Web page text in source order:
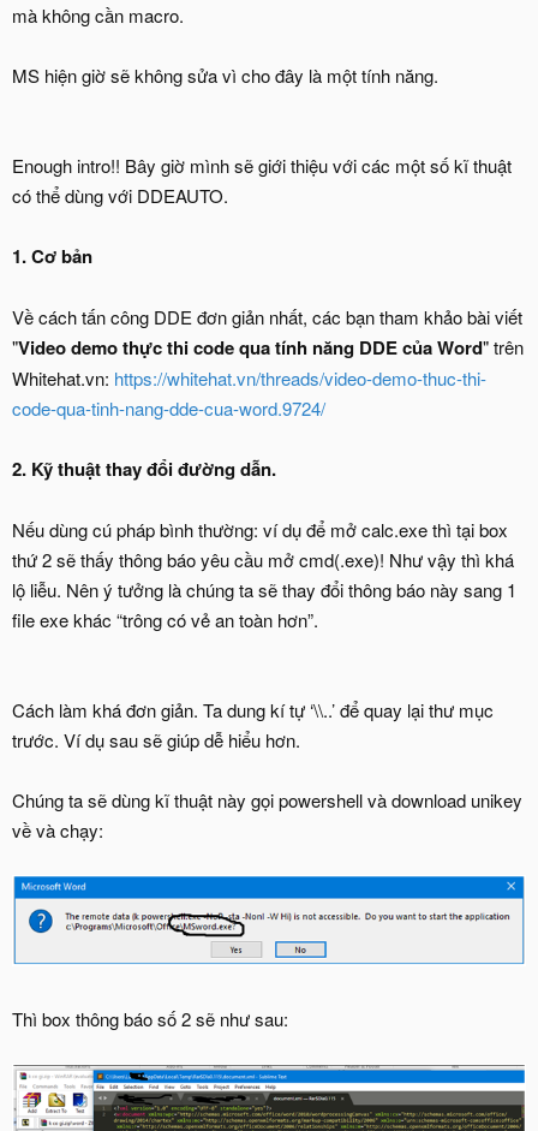
mà không cần macro.
MS hiện giờ sẽ không sửa vì cho đây là một tính năng.
Enough intro!! Bây giờ mình sẽ giới thiệu với các một số kĩ thuật
có thể dùng với DDEAUTO.
1. Cơ bản
Về cách tấn công DDE đơn giản nhất, các bạn tham khảo bài viết
"Video demo thực thi code qua tính năng DDE của Word" trên
Whitehat.vn: https://whitehat.vn/threads/video-demo-thuc-thi-
code-qua-tinh-nang-dde-cua-word.9724/
2. Kỹ thuật thay đổi đường dẫn.
Nếu dùng cú pháp bình thường: ví dụ để mở calc.exe thì tại box
thứ 2 sẽ thấy thông báo yêu cầu mở cmd(.exe)! Như vậy thì khá
lộ liễu. Nên ý tưởng là chúng ta sẽ thay đổi thông báo này sang 1
file exe khác “trông có vẻ an toàn hơn”.
Cách làm khá đơn giản. Ta dung kí tự ‘\\..’ để quay lại thư mục
trước. Ví dụ sau sẽ giúp dễ hiểu hơn.
Chúng ta sẽ dùng kĩ thuật này gọi powershell và download unikey
về và chạy:
Thì box thông báo số 2 sẽ như sau: